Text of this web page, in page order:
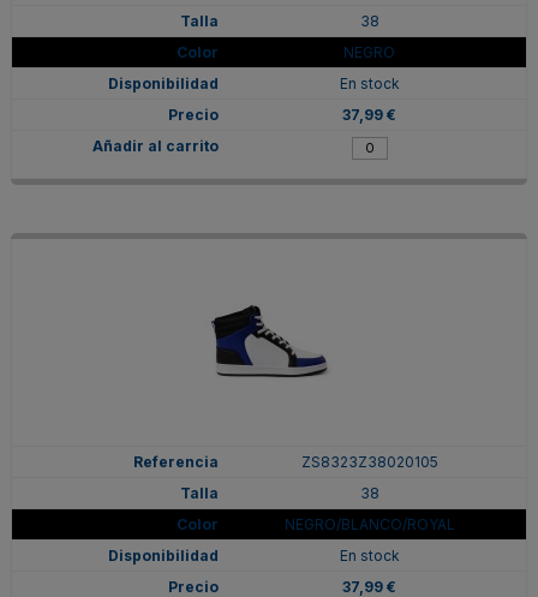
38
NEGRO
En stock
37,99 €
ZS8323Z38020105
38
NEGRO/BLANCO/ROYAL
En stock
37,99 €